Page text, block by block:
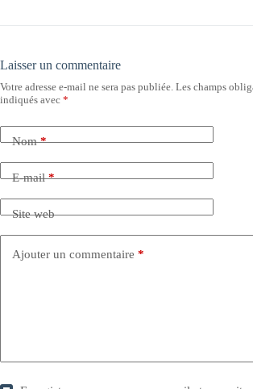
Laisser un commentaire
Votre adresse e-mail ne sera pas publiée. Les champs
indiqués avec *
Nom*
E-mail*
Site web
Ajouter un commentaire *